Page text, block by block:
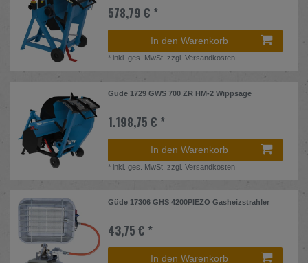
578,79 € *
In den Warenkorb
* inkl. ges. MwSt. zzgl.Versandkosten
Güde 1729 GWS 700 ZR HM-2 Wippsäge
1.198,75 € *
In den Warenkorb
* inkl. ges. MwSt. zzgl.Versandkosten
Güde 17306 GHS 4200PIEZO Gasheizstrahler
43,75 € *
In den Warenkorb